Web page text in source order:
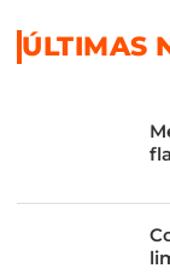
ÚLTIMAS